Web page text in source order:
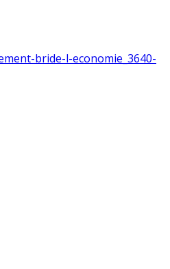
bride-l-economie_3640-